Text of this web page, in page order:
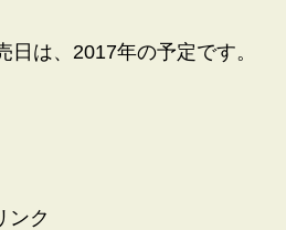
は、2017年の予定です。
ンク